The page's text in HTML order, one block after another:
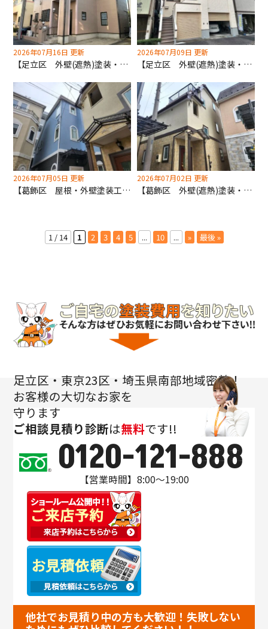
2026年07月16日 更新
【足立区 外壁(遮熱)塗装・屋根(遮熱)塗装工事】12年保証仕様での外装改修事例となります！
2026年07月09日 更新
【足立区 外壁(遮熱)塗装・屋根(遮熱)塗装工事】共用部床・階段長尺シート張り替えも深井塗装へ
2026年07月05日 更新
【葛飾区 屋根・外壁塗装工事】仲良しご近所様同時施工！深井塗装にまとめてお任せください！
2026年07月02日 更新
【葛飾区 外壁(遮熱)塗装・屋根(遮熱)塗装工事】葛飾区の助成金を申請も深井塗装にお任せください！
1 / 14 1 2 3 4 5 ... 10 ... » 最後 »
足立区・東京23区・埼玉県南部地域密着！
お客様の大切なお家を
守ります
ご相談見積り診断は無料です!!
0120-121-888
【営業時間】8:00～19:00
他社でお見積り中の方も大歓迎！失敗しない